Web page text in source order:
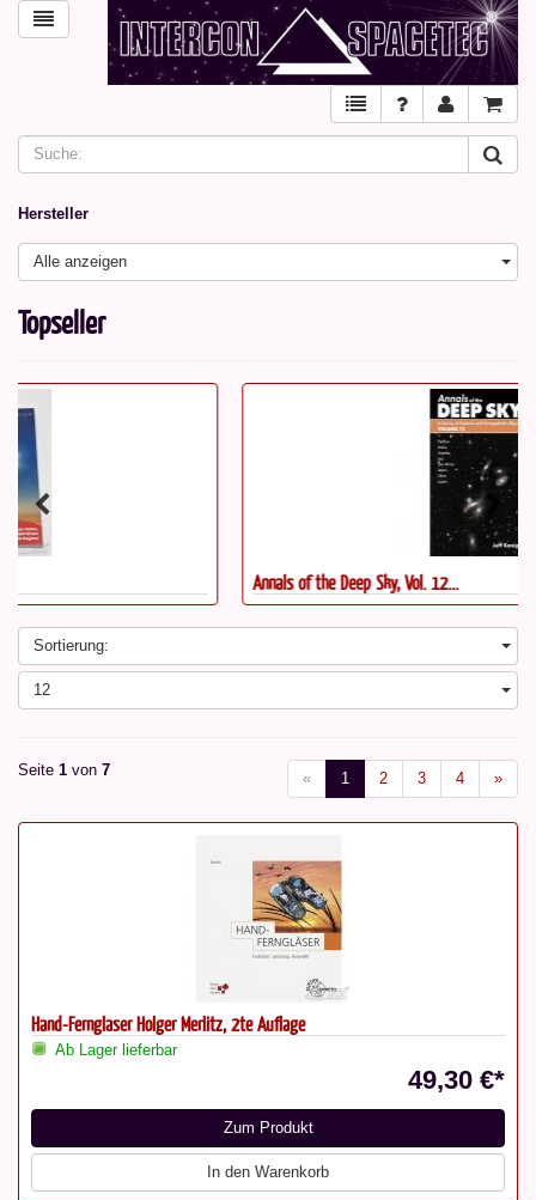
Hersteller
Alle anzeigen
Topseller
Sortierung:
12
Seite 1 von 7 « 1 2 3 4 »
Hand-Ferngläser Holger Merlitz, 2te Auflage
Ab Lager lieferbar
49,30 €*
Zum Produkt
In den Warenkorb